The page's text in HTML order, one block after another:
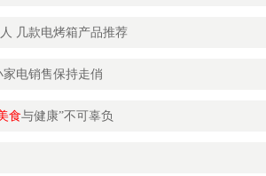
几款电烤箱产品推荐
家电销售保持走俏
食与健康”不可辜负